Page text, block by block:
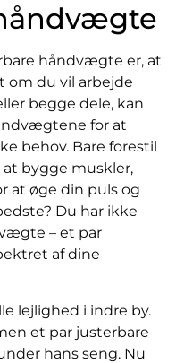
håndvægte er, at
om du vil arbejde
begge dele, kan
for at
behov. Bare forestil
bygge muskler,
at øge din puls og
Du har ikke
– et par
af dine
lejlighed i indre by.
et par justerbare
hans seng. Nu